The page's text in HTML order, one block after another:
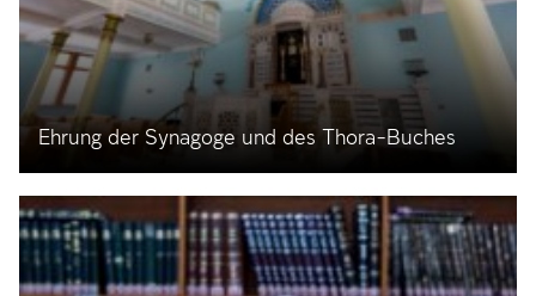
Ehrung der Synagoge und des Thora-Buches